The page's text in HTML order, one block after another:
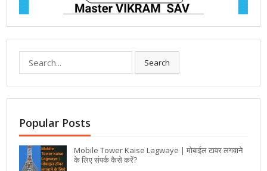
Search
Popular Posts
Mobile Tower Kaise Lagwaye | मोबाईल टावर लगवाने
के लिए संपर्क कैसे करें?